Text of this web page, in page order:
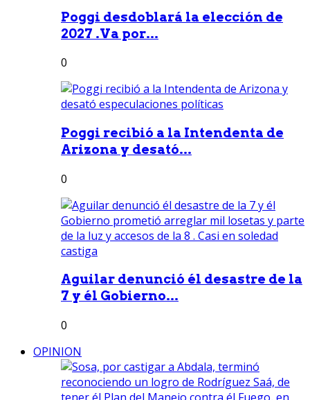
Poggi desdoblará la elección de
2027 .Va por...
0
Poggi recibió a la Intendenta de
Arizona y desató...
0
Aguilar denunció él desastre de la
7 y él Gobierno...
0
OPINION